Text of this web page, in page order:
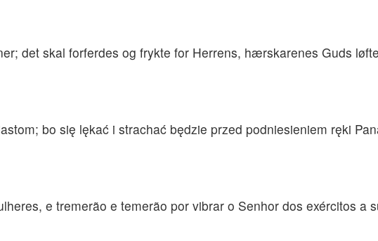
det skal forferdes og frykte for Herrens, hærskarenes Guds
bo się lękać i strachać będzie przed podniesieniem ręki
e tremerão e temerão por vibrar o Senhor dos exércitos a